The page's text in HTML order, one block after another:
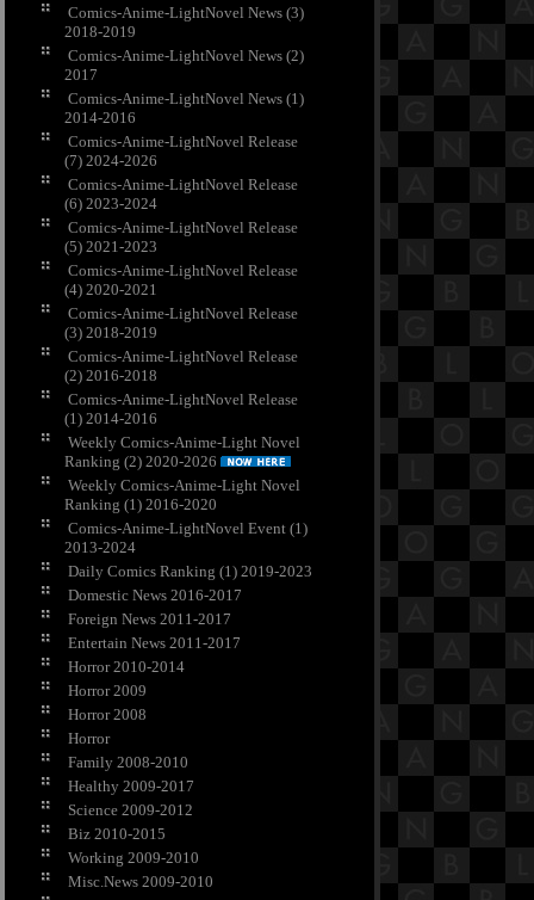
Comics-Anime-LightNovel News (3)
2018-2019
Comics-Anime-LightNovel News (2)
2017
Comics-Anime-LightNovel News (1)
2014-2016
Comics-Anime-LightNovel Release
(7) 2024-2026
Comics-Anime-LightNovel Release
(6) 2023-2024
Comics-Anime-LightNovel Release
(5) 2021-2023
Comics-Anime-LightNovel Release
(4) 2020-2021
Comics-Anime-LightNovel Release
(3) 2018-2019
Comics-Anime-LightNovel Release
(2) 2016-2018
Comics-Anime-LightNovel Release
(1) 2014-2016
Weekly Comics-Anime-Light Novel
Ranking (2) 2020-2026
Weekly Comics-Anime-Light Novel
Ranking (1) 2016-2020
Comics-Anime-LightNovel Event (1)
2013-2024
Daily Comics Ranking (1) 2019-2023
Domestic News 2016-2017
Foreign News 2011-2017
Entertain News 2011-2017
Horror 2010-2014
Horror 2009
Horror 2008
Horror
Family 2008-2010
Healthy 2009-2017
Science 2009-2012
Biz 2010-2015
Working 2009-2010
Misc.News 2009-2010